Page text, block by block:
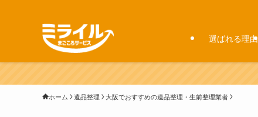
選ばれる理由
ホーム 遺品整理 大阪でおすすめの遺品整理・生前整理業者